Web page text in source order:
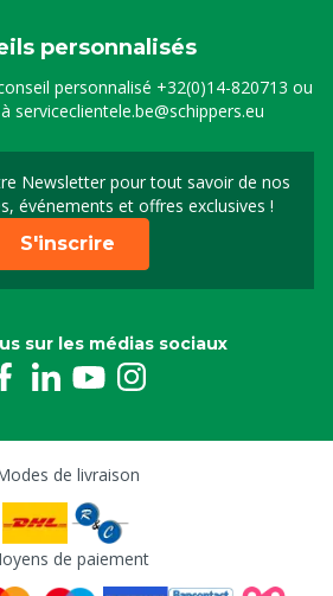
personnalisés
personnalisé +32(0)14-820713 ou
serviceclientele.be@schippers.eu
Newsletter pour tout savoir de nos
événements et offres exclusives !
Inscrivez-vous à notre
S'inscrire
sur les médias sociaux
de livraison
de paiement